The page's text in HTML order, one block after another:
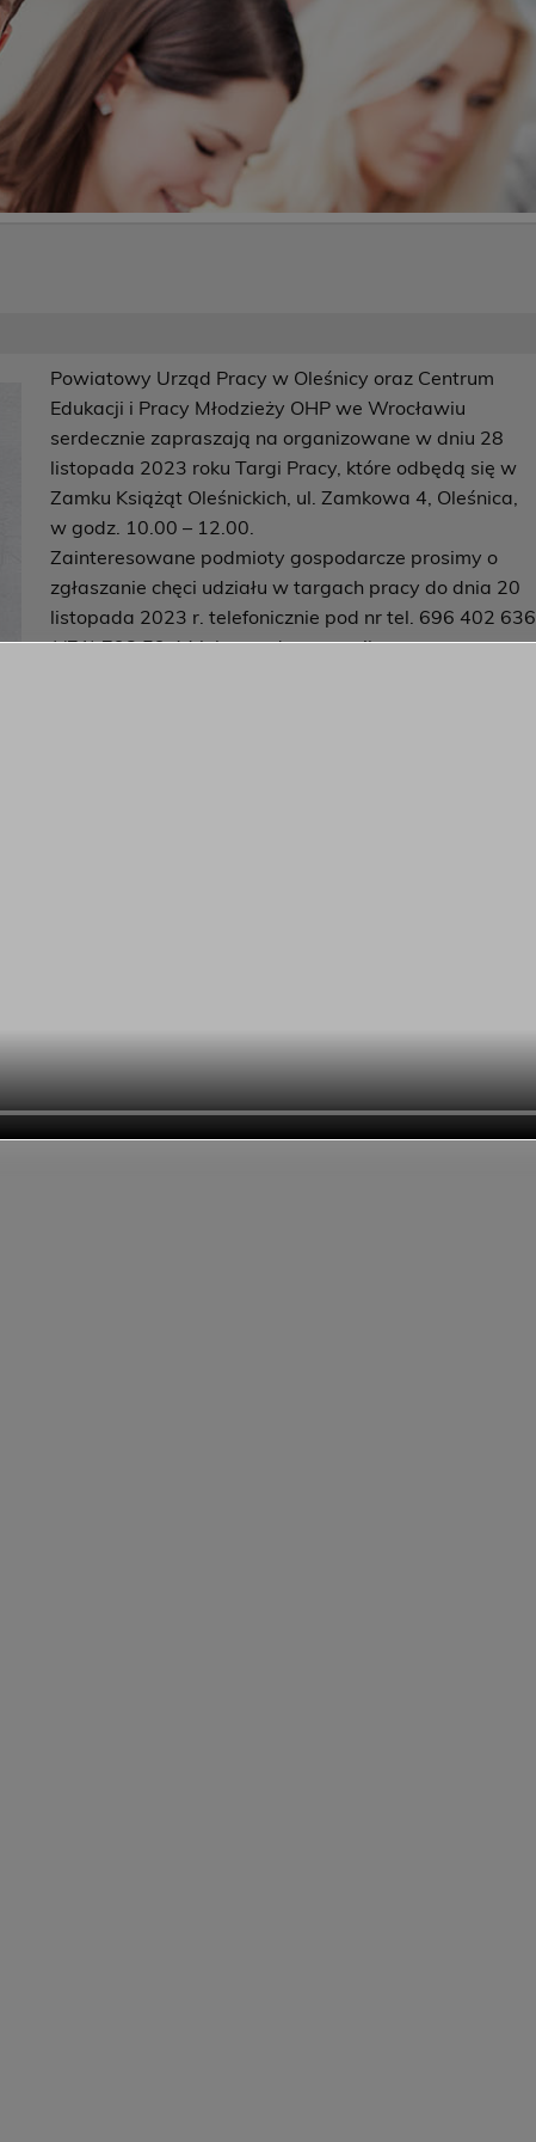
Powiatowy Urząd Pracy w Oleśnicy oraz Centrum
Edukacji i Pracy Młodzieży OHP we Wrocławiu
serdecznie zapraszają na organizowane w dniu 28
listopada 2023 roku Targi Pracy, które odbędą się w
Zamku Książąt Oleśnickich, ul. Zamkowa 4, Oleśnica,
w godz. 10.00 – 12.00.
Zainteresowane podmioty gospodarcze prosimy o
zgłaszanie chęci udziału w targach pracy do dnia 20
listopada 2023 r. telefonicznie pod nr tel. 696 402 636
/ (71) 798 59 44 lub na adres e-mail: